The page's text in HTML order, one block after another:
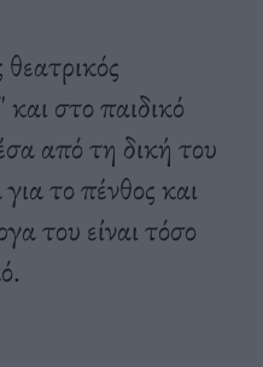
στο παιδικό
από τη δική του
το πένθος και
του είναι τόσο